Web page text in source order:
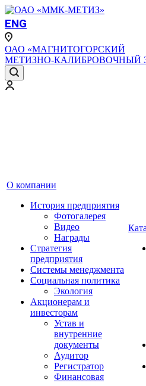
ENG
ОАО «МАГНИТОГОРСКИЙ
МЕТИЗНО-КАЛИБРОВОЧНЫЙ
О компании
История предприятия
Фотогалерея
Видео
Награды
Стратегия
предприятия
Системы менеджмента
Социальная политика
Экология
Акционерам и
инвесторам
Устав и
внутренние
документы
Аудитор
Регистратор
Финансовая